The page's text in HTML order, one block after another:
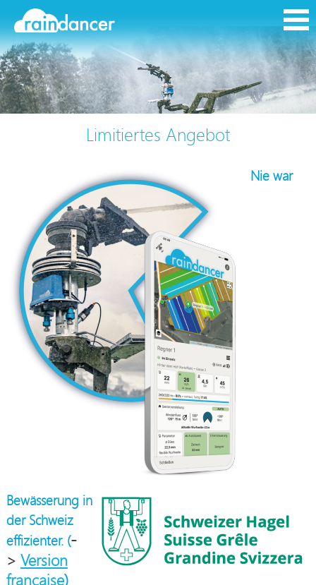
Limitiertes Angebot
Nie war
Bewässerung in
der Schweiz
effizienter. (-
> Version
française)